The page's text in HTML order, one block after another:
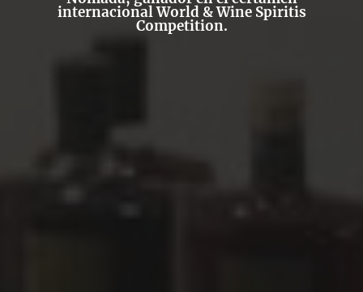
internacional World & Wine Spiritis
Competition.